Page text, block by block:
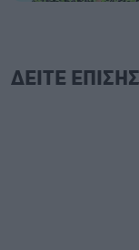
ΔΕΙΤΕ ΕΠΙΣΗΣ